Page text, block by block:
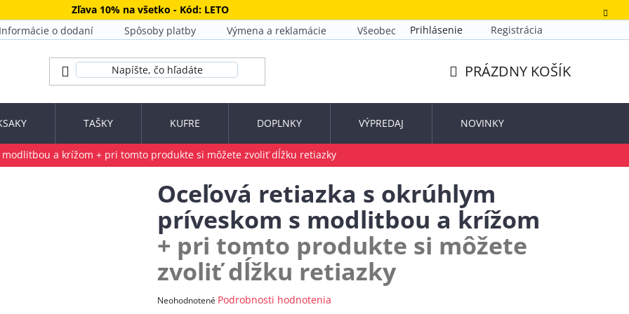
Zľava 10% na všetko - Kód: LETO
Informácie o dodaní Spôsoby platby Výmena a reklamácie Všeobecné obchodné podmienky
Prihlásenie Registrácia
KOŠÍK
PRÁZDNY KOŠÍK
TAŠKY KUFRE DOPLNKY VÝPREDAJ NOVINKY
a krížom + pri tomto produkte si môžete zvoliť dĺžku retiazky
Oceľová retiazka s okrúhlym
príveskom s modlitbou a krížom
+ pri tomto produkte si môžete
zvoliť dĺžku retiazky
Priemerné
Neohodnotené Podrobnosti hodnotenia